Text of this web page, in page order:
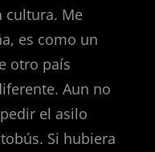
cultura. Me
es como un
otro país
Aun no
el asilo
Si hubiera